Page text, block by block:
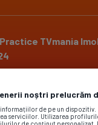
TVmania
noștri prelucrăm
de pe un
serviciilor. Utilizarea